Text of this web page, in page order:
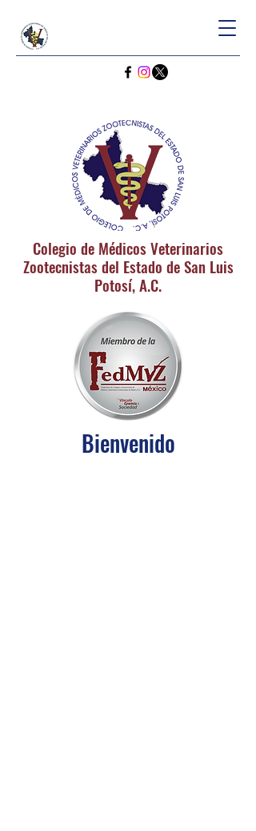
Colegio de Médicos Veterinarios
Zootecnistas del Estado de San Luis
Potosí, A.C.
Bienvenido